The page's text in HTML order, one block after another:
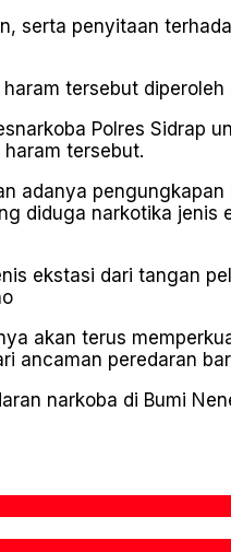
serta penyitaan
tersebut
Polres Sidrap
tersebut.
adanya
diduga narkotika
ekstasi dari tangan
akan terus
ancaman peredaran
narkoba di Bumi